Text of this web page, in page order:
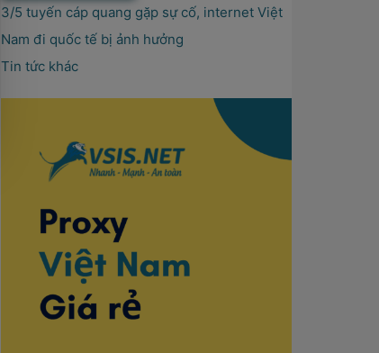
3/5 tuyến cáp quang gặp sự cố, internet Việt
Nam đi quốc tế bị ảnh hưởng
Tin tức khác